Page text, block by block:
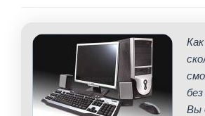
Вы